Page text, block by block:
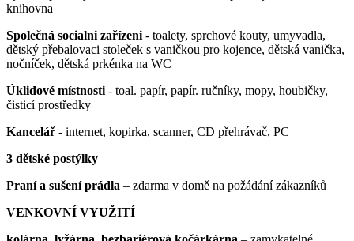
knihovna
Společná socialni zařízeni - toalety, sprchové kouty, umyvadla,
dětský přebalovaci stoleček s vaničkou pro kojence, dětská vanička,
nočníček, dětská prkénka na WC
Úklidové místnosti - toal. papír, papír. ručníky, mopy, houbičky,
čisticí prostředky
Kancelář - internet, kopirka, scanner, CD přehrávač, PC
3 dětské postýlky
Praní a sušení prádla – zdarma v domě na požádání zákazníků
VENKOVNÍ VYUŽITÍ